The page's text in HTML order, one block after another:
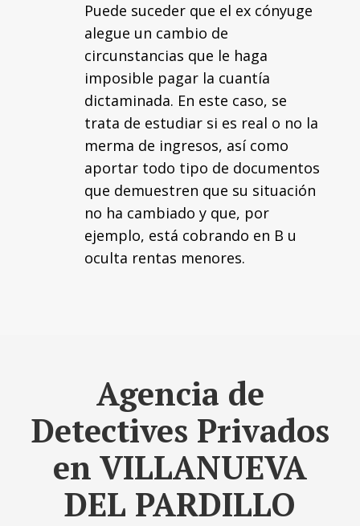
Puede suceder que el ex cónyuge
alegue un cambio de
circunstancias que le haga
imposible pagar la cuantía
dictaminada. En este caso, se
trata de estudiar si es real o no la
merma de ingresos, así como
aportar todo tipo de documentos
que demuestren que su situación
no ha cambiado y que, por
ejemplo, está cobrando en B u
oculta rentas menores.
Agencia de
Detectives Privados
en VILLANUEVA
DEL PARDILLO